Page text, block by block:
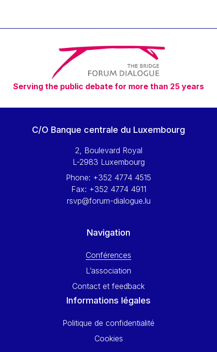
Timothy Radcliffe
Vaclav Klaus
Vassilios Skouris
Vítor Manuel da Silva Caldeira
Viviane Reding
Walter Hagg
Wolfgang Ketterle
Yossi Beillin
Yves FRANCHET
Serving the public debate for more than 25 years
C/O Banque centrale du Luxembourg
2, Boulevard Royal
L-2983 Luxembourg
Phone: +352 4774 4515
Fax: +352 4774 4911
rsvp@forum-dialogue.lu
Navigation
Conférences
L’association
Contact et feedback
Informations légales
Politique de confidentialité
Cookies